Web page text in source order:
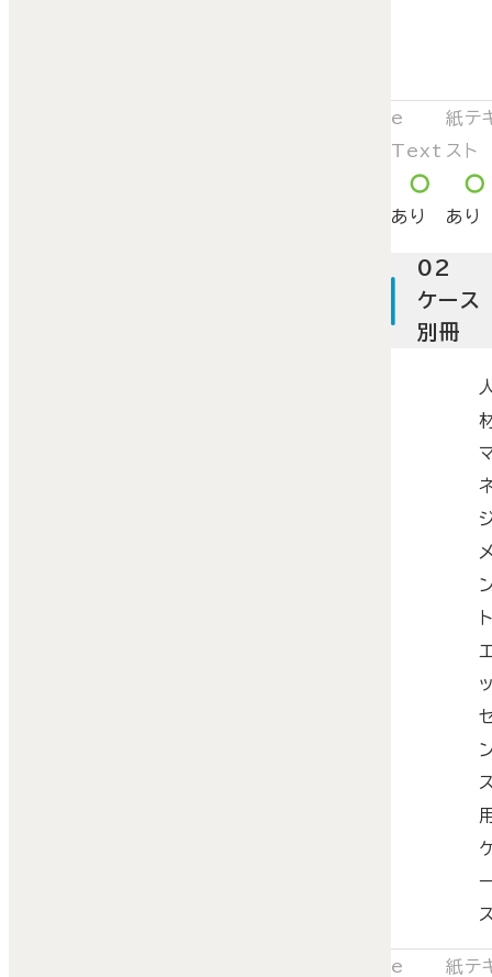
e
Text
あり
紙テ
スト
あり
02
ケース
別冊
e
紙テ